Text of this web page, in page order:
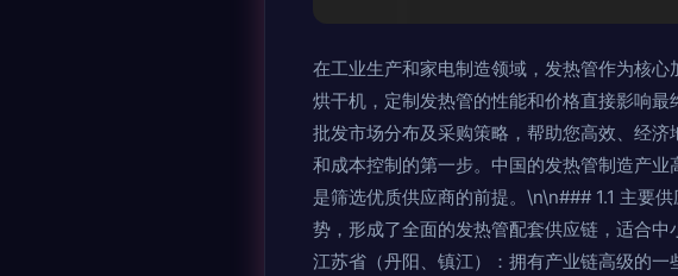
在工业生产和家电制造领域，发热管作为核
烘干机，定制发热管的性能和价格直接影响最
批发市场分布及采购策略，帮助您高效、经
和成本控制的第一步。中国的发热管制造产
是筛选优质供应商的前提。\n\n### 1.1 主要
势，形成了全面的发热管配套供应链，适合
江苏省（丹阳、镇江）：拥有产业链高级的